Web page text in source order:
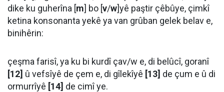
dike ku guherîna [m] bo [v/w]yê paştir çêbûye, çimkî
ketina konsonanta yekê ya van grûban gelek belav e,
binihêrin:
çeşma farisî, ya ku bi kurdî çav/w e, di belûcî, goranî
[12] û vefsîyê de çem e, di gîlekîyê [13] de çum e û di
ormurrîyê [14] de cimî ye.